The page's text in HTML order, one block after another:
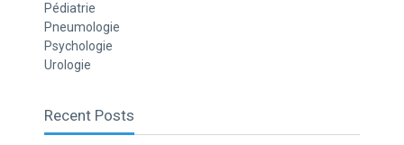
Pédiatrie
Pneumologie
Psychologie
Urologie
Recent Posts